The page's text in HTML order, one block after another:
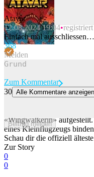
Beitrag melden
Atavar
12.08.2024 19:04
Einfach mal
368
Melden
Beitrag melden
Zum Kommentar
30 Alle Kommentare anzeigen
«Wingwalkerin»
eines Kleinflugzeugs
Schau dir die offiziell
Zur Story
0
0